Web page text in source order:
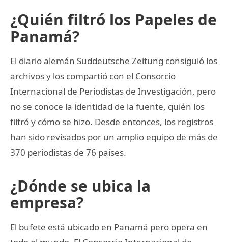
¿Quién filtró los Papeles de
Panamá?
El diario alemán Suddeutsche Zeitung consiguió los
archivos y los compartió con el Consorcio
Internacional de Periodistas de Investigación, pero
no se conoce la identidad de la fuente, quién los
filtró y cómo se hizo. Desde entonces, los registros
han sido revisados por un amplio equipo de más de
370 periodistas de 76 países.
¿Dónde se ubica la
empresa?
El bufete está ubicado en Panamá pero opera en